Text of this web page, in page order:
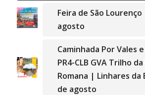
Feira de São
agosto
Caminhada Por Vales
PR4-CLB GVA Trilho
Romana | Linhares da
de agosto